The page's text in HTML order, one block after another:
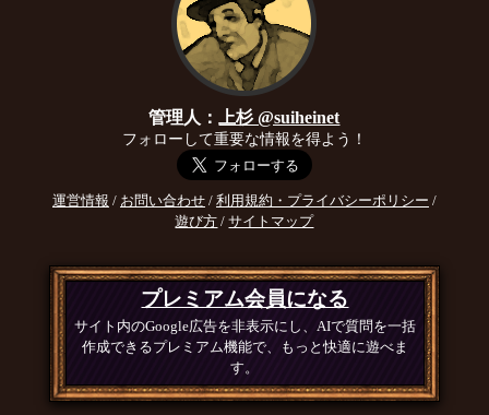
管理人：上杉 @suiheinet
フォローして重要な情報を得よう！
運営情報 / お問い合わせ/ 利用規約・プライバシーポリシー /
遊び方 /サイトマップ
プレミアム会員になる
サイト内のGoogle広告を非表示にし、AIで質問を一括
作成できるプレミアム機能で、もっと快適に遊べま
す。